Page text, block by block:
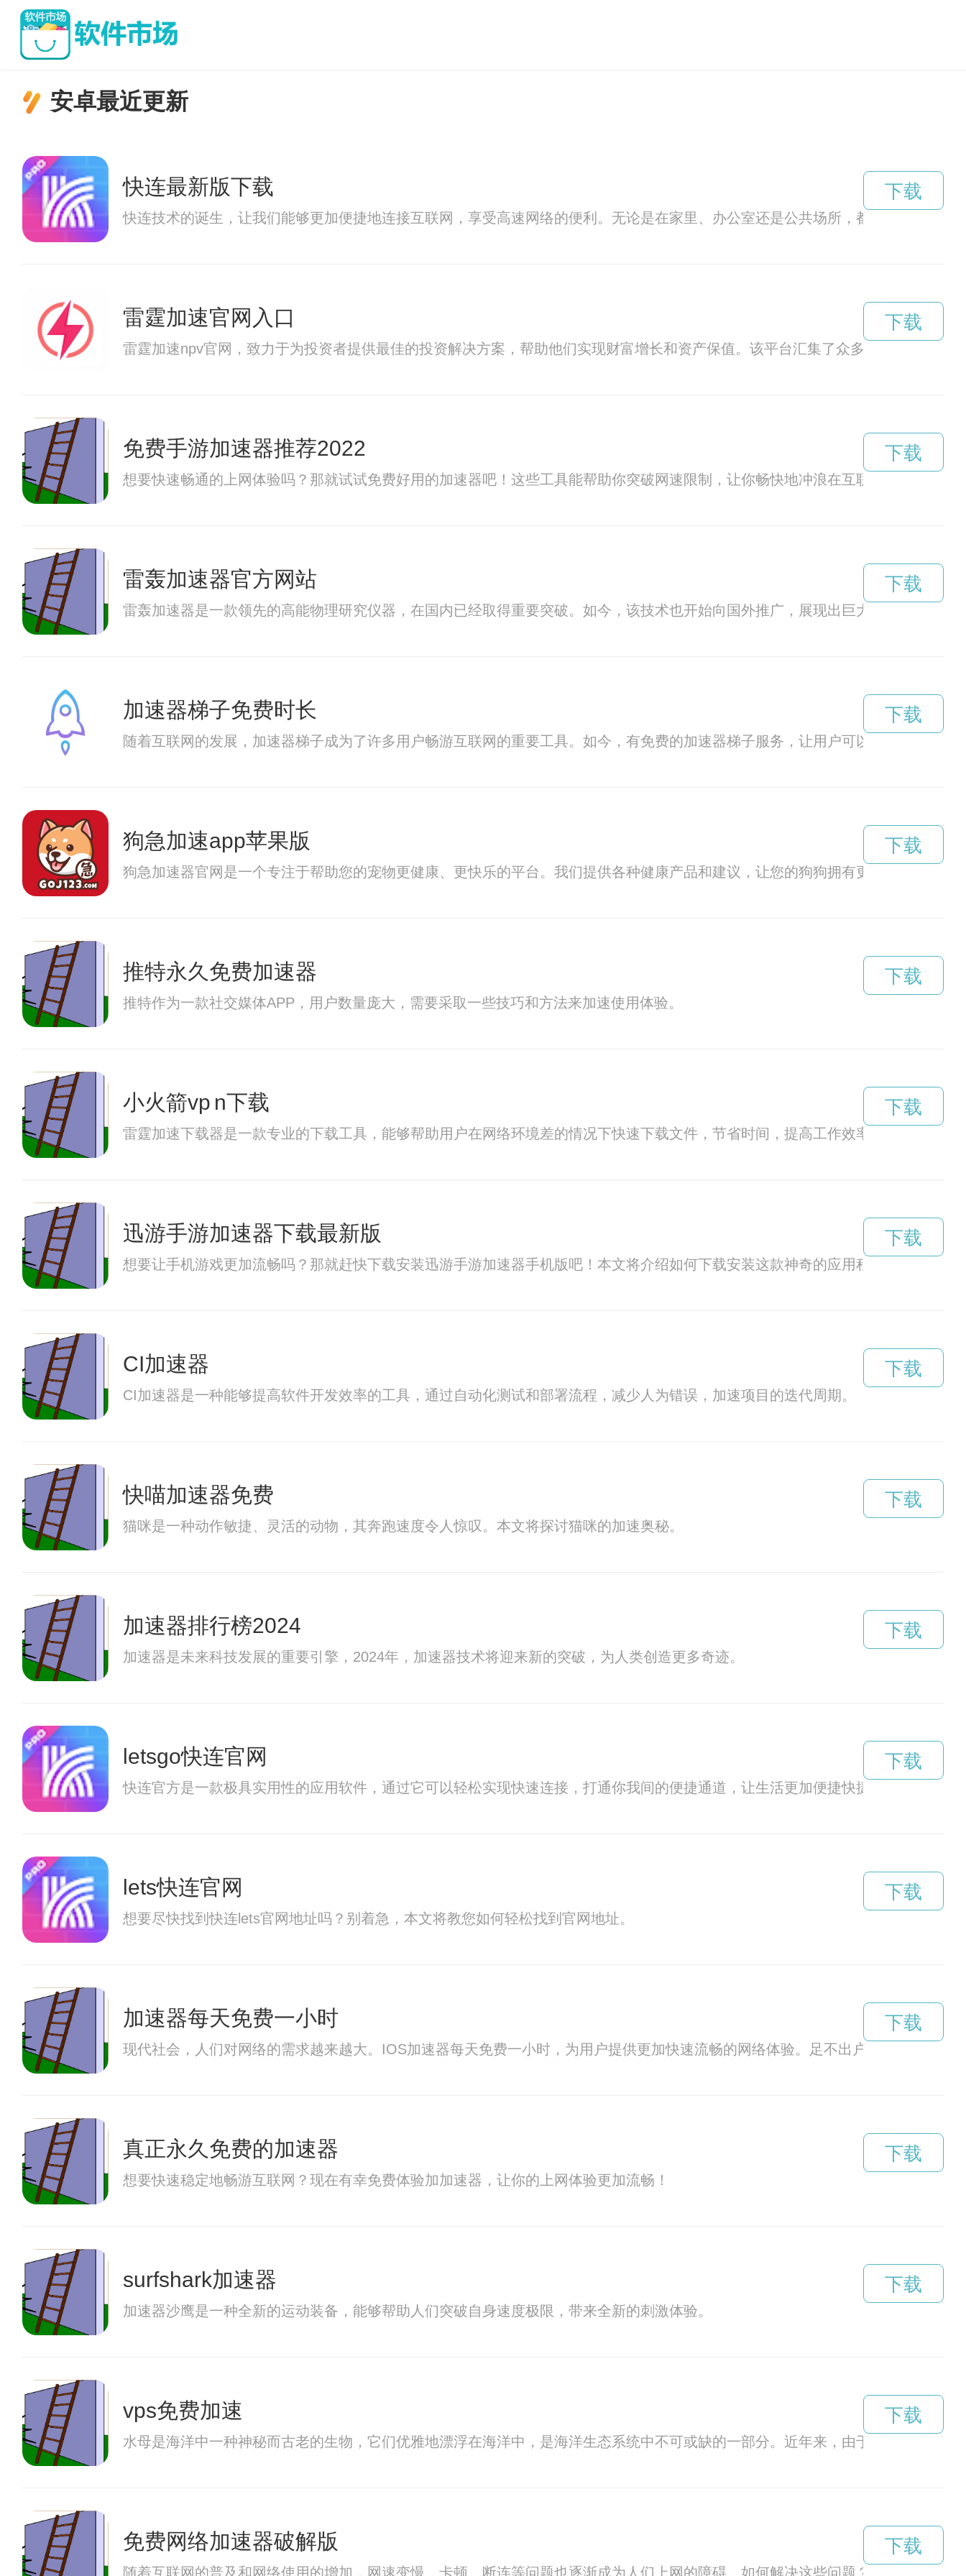
安卓最近更新
快连最新版下载
快连技术的诞生，让我们能够更加便捷地连接互联网，享受高速网络的便利。无论是在家里、办公室还是公共场所，都能轻松畅游互
下载
雷霆加速官网入口
雷霆加速npv官网，致力于为投资者提供最佳的投资解决方案，帮助他们实现财富增长和资产保值。该平台汇集了众多优质的投资
下载
免费手游加速器推荐2022
想要快速畅通的上网体验吗？那就试试免费好用的加速器吧！这些工具能帮助你突破网速限制，让你畅快地冲浪在互联网的海洋中。
下载
雷轰加速器官方网站
雷轰加速器是一款领先的高能物理研究仪器，在国内已经取得重要突破。如今，该技术也开始向国外推广，展现出巨大的发展潜力。
下载
加速器梯子免费时长
随着互联网的发展，加速器梯子成为了许多用户畅游互联网的重要工具。如今，有免费的加速器梯子服务，让用户可以更轻松地突破
下载
狗急加速app苹果版
狗急加速器官网是一个专注于帮助您的宠物更健康、更快乐的平台。我们提供各种健康产品和建议，让您的狗狗拥有更好的生活质量
下载
推特永久免费加速器
推特作为一款社交媒体APP，用户数量庞大，需要采取一些技巧和方法来加速使用体验。
下载
小火箭vp n下载
雷霆加速下载器是一款专业的下载工具，能够帮助用户在网络环境差的情况下快速下载文件，节省时间，提高工作效率。
下载
迅游手游加速器下载最新版
想要让手机游戏更加流畅吗？那就赶快下载安装迅游手游加速器手机版吧！本文将介绍如何下载安装这款神奇的应用程序。
下载
CI加速器
CI加速器是一种能够提高软件开发效率的工具，通过自动化测试和部署流程，减少人为错误，加速项目的迭代周期。
下载
快喵加速器免费
猫咪是一种动作敏捷、灵活的动物，其奔跑速度令人惊叹。本文将探讨猫咪的加速奥秘。
下载
加速器排行榜2024
加速器是未来科技发展的重要引擎，2024年，加速器技术将迎来新的突破，为人类创造更多奇迹。
下载
letsgo快连官网
快连官方是一款极具实用性的应用软件，通过它可以轻松实现快速连接，打通你我间的便捷通道，让生活更加便捷快捷。
下载
lets快连官网
想要尽快找到快连lets官网地址吗？别着急，本文将教您如何轻松找到官网地址。
下载
加速器每天免费一小时
现代社会，人们对网络的需求越来越大。IOS加速器每天免费一小时，为用户提供更加快速流畅的网络体验。足不出户，畅享网络世
下载
真正永久免费的加速器
想要快速稳定地畅游互联网？现在有幸免费体验加加速器，让你的上网体验更加流畅！
下载
surfshark加速器
加速器沙鹰是一种全新的运动装备，能够帮助人们突破自身速度极限，带来全新的刺激体验。
下载
vps免费加速
水母是海洋中一种神秘而古老的生物，它们优雅地漂浮在海洋中，是海洋生态系统中不可或缺的一部分。近年来，由于环境污染和
下载
免费网络加速器破解版
随着互联网的普及和网络使用的增加，网速变慢、卡顿、断连等问题也逐渐成为人们上网的障碍。如何解决这些问题？一款免费的
下载